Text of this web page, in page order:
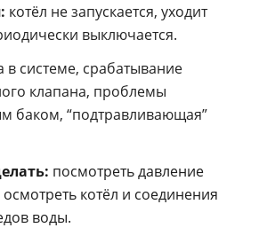
котёл не запускается, уходит
выключается.
в системе, срабатывание
клапана, проблемы
баком, “подтравливающая”
посмотреть давление
котёл и соединения
воды.